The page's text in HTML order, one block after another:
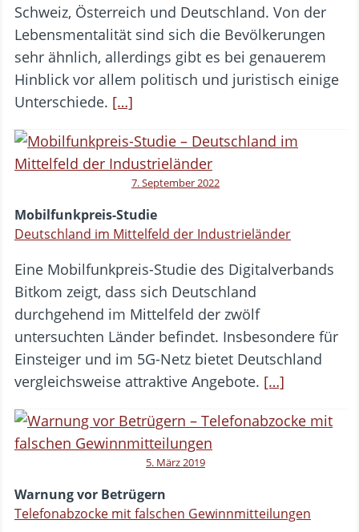
Schweiz, Österreich und Deutschland. Von der
Lebensmentalität sind sich die Bevölkerungen
sehr ähnlich, allerdings gibt es bei genauerem
Hinblick vor allem politisch und juristisch einige
Unterschiede. […]
7. September 2022
Mobilfunkpreis-Studie
Deutschland im Mittelfeld der Industrieländer
Eine Mobilfunkpreis-Studie des Digitalverbands
Bitkom zeigt, dass sich Deutschland
durchgehend im Mittelfeld der zwölf
untersuchten Länder befindet. Insbesondere für
Einsteiger und im 5G-Netz bietet Deutschland
vergleichsweise attraktive Angebote. […]
5. März 2019
Warnung vor Betrügern
Telefonabzocke mit falschen Gewinnmitteilungen